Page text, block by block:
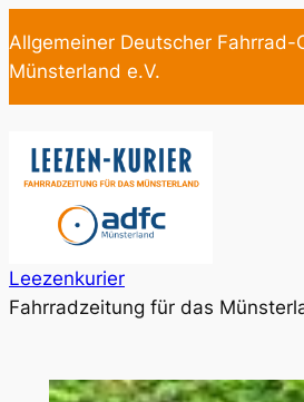
Inhalt
springen
Allgemeiner Deutscher Fahrrad-
Münsterland e.V.
Leezenkurier
Fahrradzeitung für das